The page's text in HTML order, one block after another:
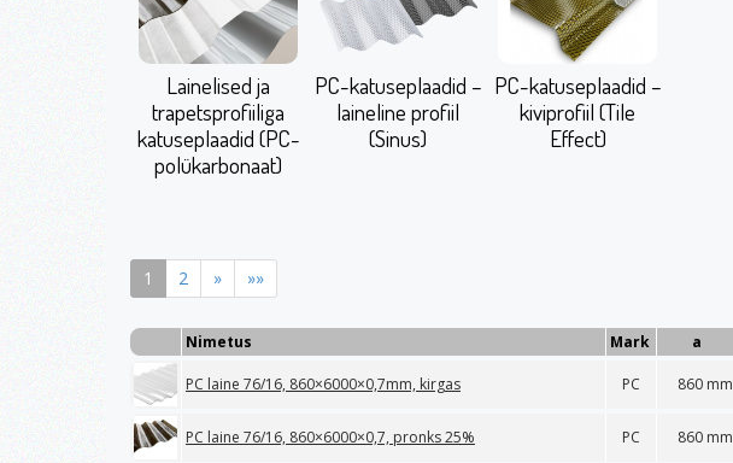
Lainelised ja
trapetsprofiiliga
katuseplaadid (PC-
polükarbonaat)
PC-katuseplaadid –
laineline profiil
(Sinus)
PC-katuseplaadid –
kiviprofiil (Tile
Effect)
1 2 » »»
Nimetus Mark a
PC laine 76/16, 860×6000×0,7mm, kirgas PC 860 mm
PC laine 76/16, 860×6000×0,7, pronks 25% PC 860 mm